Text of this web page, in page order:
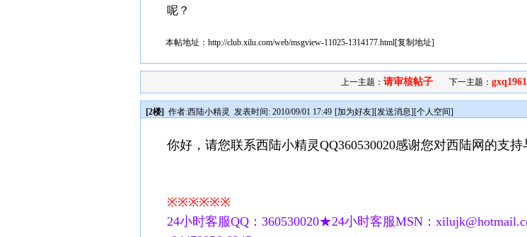
呢？
本帖地址： http://club.xilu.com/web/msgview-11025-1314177.html[复制地址]
上一主题：请审核帖子 下一主题：
[2楼] 作者:西陆小精灵 发表时间: 2010/09/01 17:49 [加为好友][发送消息][个人空间]
你好，请您联系西陆小精灵QQ360530020感谢您对西陆网的支持
※※※※※※
24小时客服QQ：360530020★24小时客服MSN：